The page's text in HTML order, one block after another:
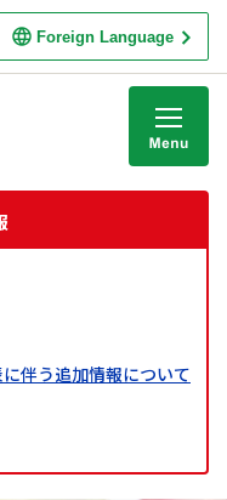
Foreign Language
伴う追加情報について